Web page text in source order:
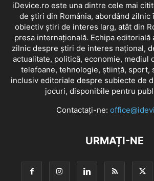
iDevice.ro este una dintre cele mai
de știri din România, abordând zilnic
obiectiv știri de interes larg, atât din
presa internațională. Echipa editorială
zilnic despre știri de interes național,
actualitate, politică, economie, mediul
telefoane, tehnologie, știință, sport,
inclusiv editoriale despre subiecte de
jocuri, disponibile pentru
Contactați-ne:
URMAȚI-NE